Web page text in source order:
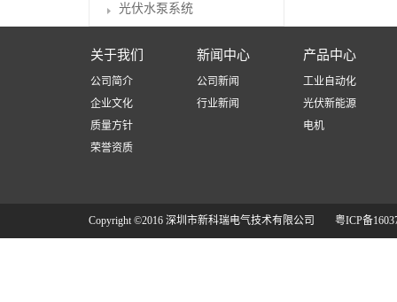
光伏水泵系统
关于我们
公司简介
企业文化
质量方针
荣誉资质
新闻中心
公司新闻
行业新闻
产品中心
工业自动化
光伏新能源
电机
Copyright ©2016 深圳市新科瑞电气技术有限公司 粤ICP备